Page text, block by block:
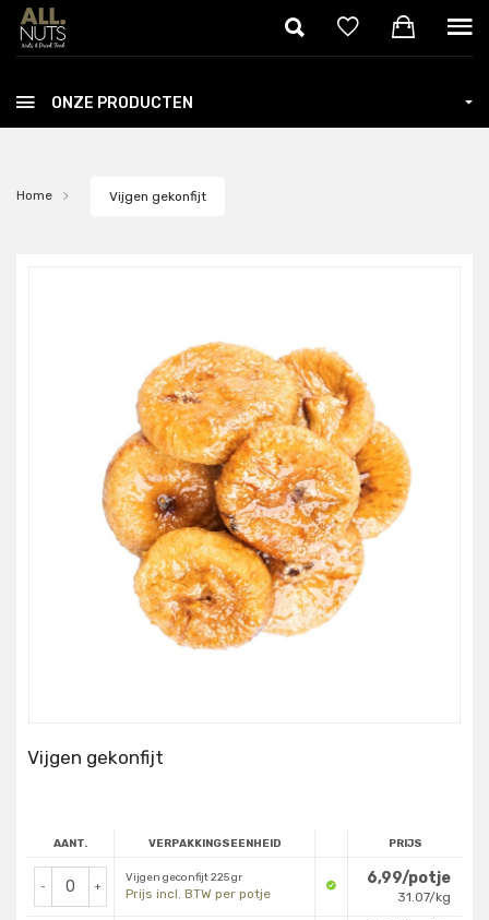
Skip to main content
ONZE PRODUCTEN
Home Vijgen gekonfijt
Vijgen gekonfijt
AANT. VERPAKKINGSEENHEID PRIJS
- +
Vijgen geconfijt 225 gr
Prijs incl. BTW per potje
6,99/potje
31.07/kg